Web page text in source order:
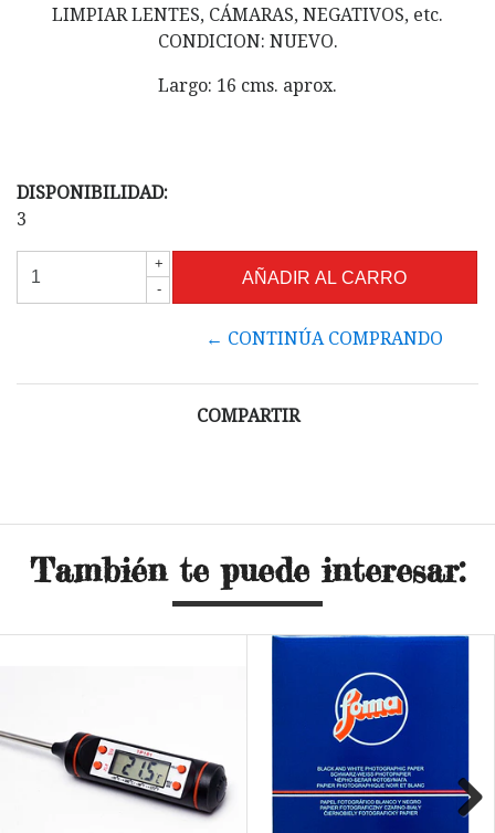
LIMPIAR LENTES, CÁMARAS, NEGATIVOS, etc.
CONDICION: NUEVO.
Largo: 16 cms. aprox.
DISPONIBILIDAD:
3
+
-
← CONTINÚA COMPRANDO
COMPARTIR
También te puede interesar: